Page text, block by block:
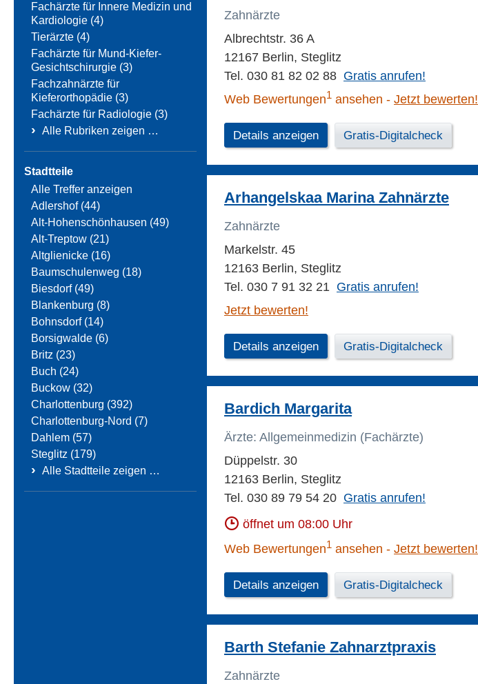
Fachärzte für Innere Medizin und
Kardiologie (4)
Tierärzte (4)
Fachärzte für Mund-Kiefer-
Gesichtschirurgie (3)
Fachzahnärzte für
Kieferorthopädie (3)
Fachärzte für Radiologie (3)
› Alle Rubriken zeigen …
Stadtteile
Alle Treffer anzeigen
Adlershof (44)
Alt-Hohenschönhausen (49)
Alt-Treptow (21)
Altglienicke (16)
Baumschulenweg (18)
Biesdorf (49)
Blankenburg (8)
Bohnsdorf (14)
Borsigwalde (6)
Britz (23)
Buch (24)
Buckow (32)
Charlottenburg (392)
Charlottenburg-Nord (7)
Dahlem (57)
Steglitz (179)
› Alle Stadtteile zeigen …
Zahnärzte
Albrechtstr. 36 A
12167 Berlin, Steglitz
Tel. 030 81 82 02 88 Gratis anrufen!
Web Bewertungen1 ansehen Jetzt bewerten!
Details anzeigen Gratis-Digitalcheck
Arhangelskaa Marina Zahnärzte
Zahnärzte
Markelstr. 45
12163 Berlin, Steglitz
Tel. 030 7 91 32 21 Gratis anrufen!
Jetzt bewerten!
Details anzeigen Gratis-Digitalcheck
Bardich Margarita
Ärzte: Allgemeinmedizin (Fachärzte)
Düppelstr. 30
12163 Berlin, Steglitz
Tel. 030 89 79 54 20 Gratis anrufen!
öffnet um 08:00 Uhr
Web Bewertungen1 ansehen Jetzt bewerten!
Details anzeigen Gratis-Digitalcheck
Barth Stefanie Zahnarztpraxis
Zahnärzte